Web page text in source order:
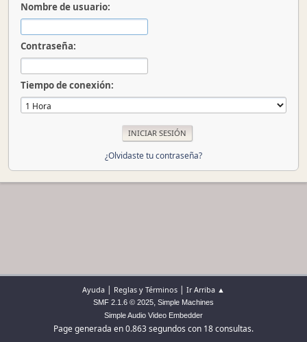
Nombre de usuario:
Contraseña:
Tiempo de conexión:
¿Olvidaste tu contraseña?
Ayuda | Reglas y Términos | Ir Arriba ▲
SMF 2.1.6 © 2025, Simple Machines
Simple Audio Video Embedder
Page generada en 0.863 segundos con 18 consultas.